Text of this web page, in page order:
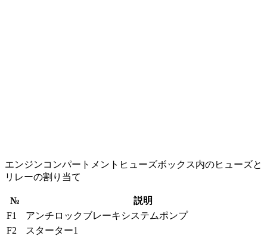
エンジンコンパートメントヒューズボックス内のヒューズと
リレーの割り当て
№
説明
F1
アンチロックブレーキシステムポンプ
F2
スターター1